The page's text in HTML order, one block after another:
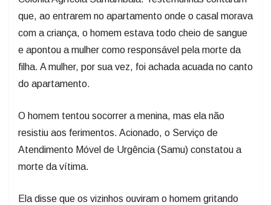
que, ao entrarem no apartamento onde o casal morava
com a criança, o homem estava todo cheio de sangue
e apontou a mulher como responsável pela morte da
filha. A mulher, por sua vez, foi achada acuada no canto
do apartamento.
O homem tentou socorrer a menina, mas ela não
resistiu aos ferimentos. Acionado, o Serviço de
Atendimento Móvel de Urgência (Samu) constatou a
morte da vítima.
Ela disse que os vizinhos ouviram o homem gritando